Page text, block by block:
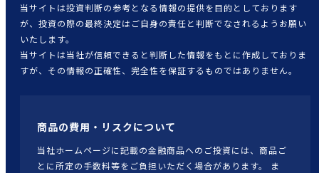
当サイトは投資判断の参考となる情報の提供を目的としております
が、投資の際の最終決定はご自身の責任と判断でなされるようお願い
いたします。
当サイトは当社が信頼できると判断した情報をもとに作成しておりま
すが、その情報の正確性、完全性を保証するものではありません。
商品の費用・リスクについて
当社ホームページに記載の金融商品へのご投資には、商品ご
とに所定の手数料等をご負担いただく場合があります。 ま